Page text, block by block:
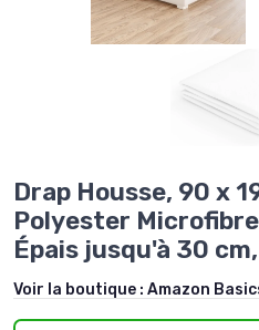
Drap Housse, 90 x
Polyester
Épais jusqu'à 30
Voir la boutique : Amazon